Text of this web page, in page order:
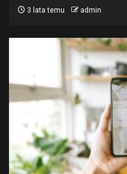
3 lata temu admin